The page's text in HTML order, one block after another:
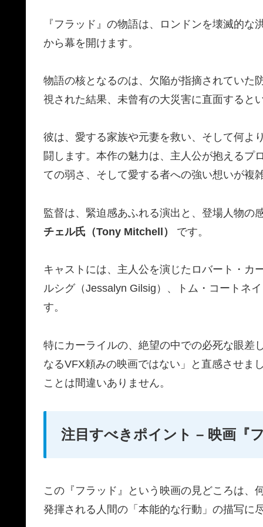
『フラッド』の物語は、ロンドンを壊滅的
から幕を開けます。
物語の核となるのは、欠陥が指摘されていた
視された結果、未曾有の大災害に直面すると
彼は、愛する家族や元妻を救い、そして何よ
闘します。本作の魅力は、主人公が抱えるプ
ての弱さ、そして愛する者への強い想いが複
監督は、緊迫感あふれる演出と、登場人物
チェル氏（Tony Mitchell）
です。
キャストには、主人公を演じたロバート・カ
ルシグ（Jessalyn Gilsig）、トム・コートネ
す。
特にカーライルの、絶望の中での必死な眼差
なるVFX頼みの映画ではない」と直感させま
ことは間違いありません。
注目すべきポイント – 映画『
この『フラッド』という映画の見どころは、
発揮される人間の「本能的な行動」の描写に